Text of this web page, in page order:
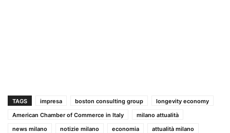
TAGS impresa boston consulting group
longevity economy
American Chamber of Commerce in Italy
milano attualità
news milano
notizie milano economia attualità milano